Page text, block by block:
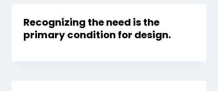
Recognizing the need is the
primary condition for design.